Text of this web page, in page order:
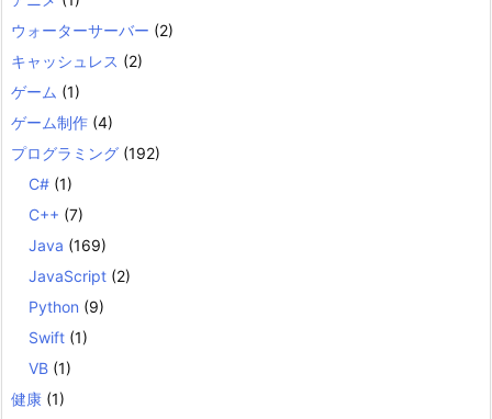
ウォーターサーバー (2)
キャッシュレス (2)
ゲーム (1)
ゲーム制作 (4)
プログラミング (192)
C# (1)
C++ (7)
Java (169)
JavaScript (2)
Python (9)
Swift (1)
VB (1)
健康 (1)